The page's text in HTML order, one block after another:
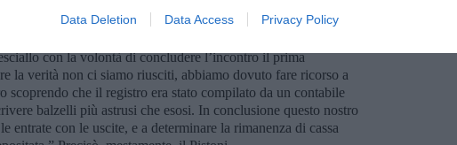
Data Deletion Data Access Privacy Policy
il Nelli, “da una parte ci sono i turisti, dall’altra gli
di lato fra il distratto e l’annoiato giovani agenti di Polizia che
“Ditemi allora, siete riusciti a completare il lavoro che vi
con la volontà di concludere l’incontro il prima
la verità non ci siamo riusciti, abbiamo dovuto fare ricorso a
scoprendo che il registro era stato compilato da un contabile
balzelli più astrusi che esosi. In conclusione questo nostro
entrate con le uscite, e a determinare la rimanenza di cassa